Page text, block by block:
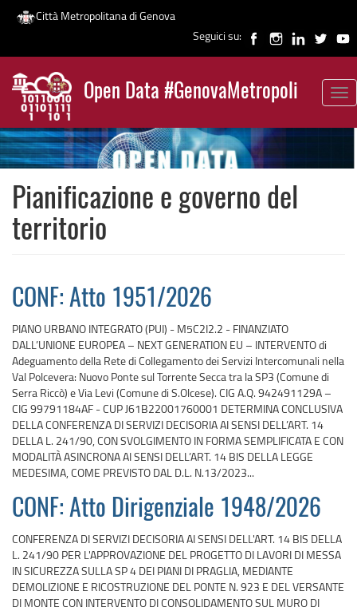
Salta
contenuto
principale
Città Metropolitana di Genova
Seguici su:
Open Data #GenovaMetropoli
News
Pianificazione e governo del
territorio
CONF: Atto 1951/2026
PIANO URBANO INTEGRATO (PUI) - M5C2I2.2 - FINANZIATO
DALL’UNIONE EUROPEA – NEXT GENERATION EU – INTERVENTO di
Adeguamento della Rete di Collegamento dei Servizi Intercomunali nella
Val Polcevera: Nuovo Ponte sul Torrente Secca tra la SP3 (Comune di
Serra Riccò) e Via Levi (Comune di S.Olcese). CIG A.Q. 942491129A –
CIG 99791184AF - CUP J61B22001760001 DETERMINA CONCLUSIVA
DELLA CONFERENZA DI SERVIZI DECISORIA AI SENSI DELL’ART. 14
DELLA L. 241/90, CON SVOLGIMENTO IN FORMA SEMPLIFICATA E CON
MODALITÀ ASINCRONA AI SENSI DELL’ART. 14 BIS DELLA LEGGE
MEDESIMA, COME PREVISTO DAL D.L. N.13/2023...
CONF: Atto Dirigenziale 1948/2026
CONFERENZA DI SERVIZI DECISORIA AI SENSI DELL'ART. 14 BIS DELLA
L. 241/90 PER L'APPROVAZIONE DEL PROGETTO DI LAVORI DI MESSA
IN SICUREZZA SULLA SP 4 DEI PIANI DI PRAGLIA, MEDIANTE
DEMOLIZIONE E RICOSTRUZIONE DEL PONTE N. 923 E DEL VERSANTE
DI MONTE CON INTERVENTO DI CONSOLIDAMENTO SUL MURO DI